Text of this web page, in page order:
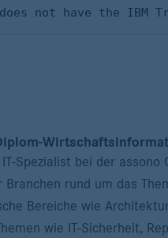
not have the IBM
Spezialist bei der
Branchen rund um das
Bereiche wie
wie IT-Sicherheit,